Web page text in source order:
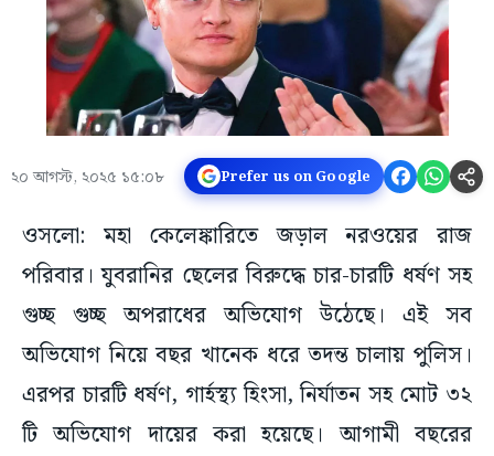
২০ আগস্ট, ২০২৫ ১৫:০৮ Prefer us on Google
ওসলো: মহা কেলেঙ্কারিতে জড়াল নরওয়ের রাজ
পরিবার। যুবরানির ছেলের বিরুদ্ধে চার-চারটি ধর্ষণ সহ
গুচ্ছ গুচ্ছ অপরাধের অভিযোগ উঠেছে। এই সব
অভিযোগ নিয়ে বছর খানেক ধরে তদন্ত চালায় পুলিস।
এরপর চারটি ধর্ষণ, গার্হস্থ্য হিংসা, নির্যাতন সহ মোট ৩২
টি অভিযোগ দায়ের করা হয়েছে। আগামী বছরের